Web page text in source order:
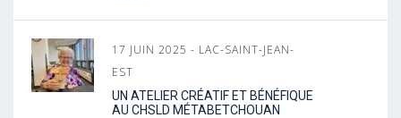
17 JUIN 2025 - LAC-SAINT-JEAN-
EST
UN ATELIER CRÉATIF ET BÉNÉFIQUE
AU CHSLD MÉTABETCHOUAN